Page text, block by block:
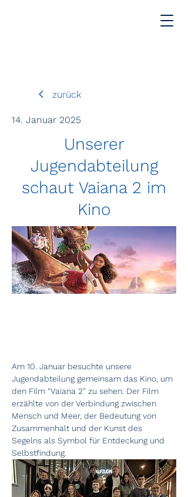
zurück
14. Januar 2025
Unserer
Jugendabteilung
schaut Vaiana 2 im
Kino
Am 10. Januar besuchte unsere
Jugendabteilung gemeinsam das Kino, um
den Film "Vaiana 2" zu sehen. Der Film
erzählte von der Verbindung zwischen
Mensch und Meer, der Bedeutung von
Zusammenhalt und der Kunst des
Segelns als Symbol für Entdeckung und
Selbstfindung.